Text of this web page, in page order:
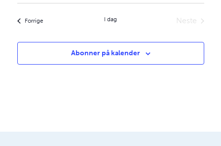
Forrigeaktiviteter I dag
Neste
Abonner på kalender